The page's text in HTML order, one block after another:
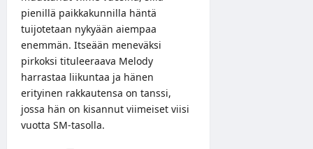
pienillä paikkakunnilla häntä
tuijotetaan nykyään aiempaa
enemmän. Itseään meneväksi
pirkoksi tituleeraava Melody
harrastaa liikuntaa ja hänen
erityinen rakkautensa on tanssi,
jossa hän on kisannut viimeiset viisi
vuotta SM-tasolla.